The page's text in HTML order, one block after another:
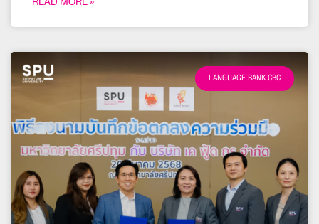
LANGUAGE BANK CBC